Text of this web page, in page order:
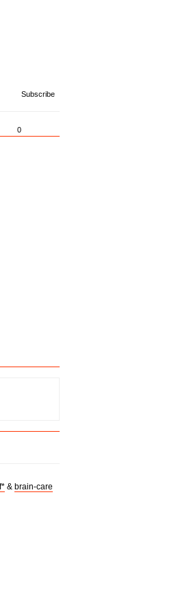
Subscribe
0
& brain-care